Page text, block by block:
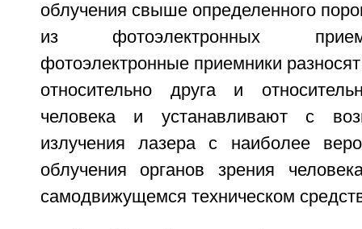
облучения свыше определенного
из фотоэлектронных
фотоэлектронные приемники
относительно друга и
человека и устанавливают с
излучения лазера с наиболее
облучения органов зрения
самодвижущемся техническом